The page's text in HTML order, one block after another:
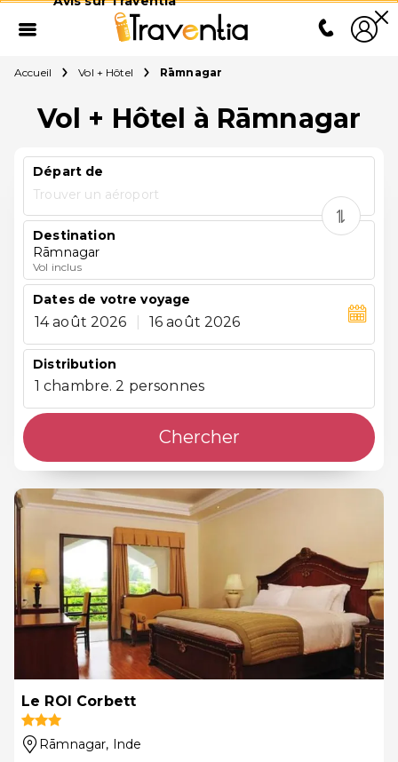
Accueil Vol + Hôtel Rāmnagar
Vol + Hôtel à Rāmnagar
Départ de
Trouver un aéroport
Destination
Rāmnagar
Vol inclus
Dates de votre voyage
14 août 2026 16 août 2026
Distribution
1 chambre. 2 personnes
Chercher
Le ROI Corbett
Rāmnagar, Inde